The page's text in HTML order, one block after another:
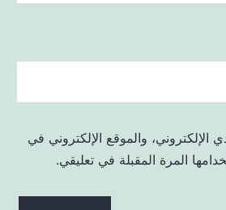
والموقع الإلكتروني في
المرة المقبلة في تعليقي.